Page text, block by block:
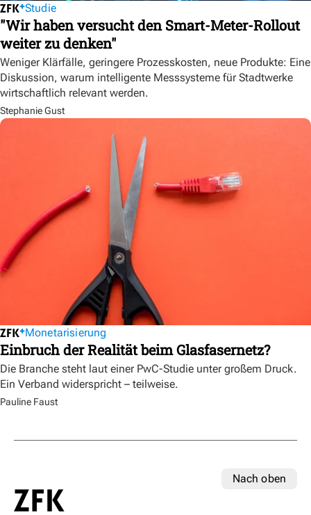
Studie
"Wir haben versucht den Smart-Meter-Rollout
weiter zu denken"
Weniger Klärfälle, geringere Prozesskosten, neue Produkte: Eine
Diskussion, warum intelligente Messsysteme für Stadtwerke
wirtschaftlich relevant werden.
Stephanie Gust
Monetarisierung
Einbruch der Realität beim Glasfasernetz?
Die Branche steht laut einer PwC-Studie unter großem Druck.
Ein Verband widerspricht – teilweise.
Pauline Faust
Nach oben